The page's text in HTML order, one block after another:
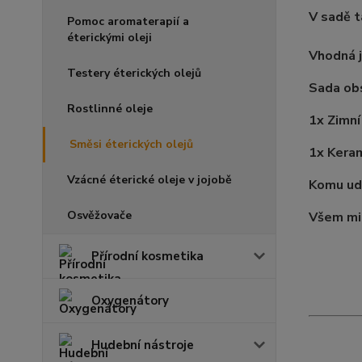
Pomoc aromaterapií a
éterickými oleji
Testery éterických olejů
Rostlinné oleje
Směsi éterických olejů
Vzácné éterické oleje v jojobě
Osvěžovače
Přírodní kosmetika
Oxygenátory
Hudební nástroje
V sadě
Vhodná
Sada
1x
1x
Komu
Všem